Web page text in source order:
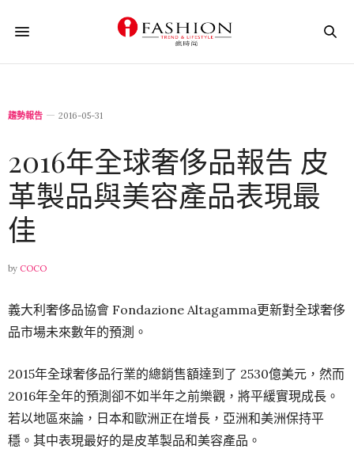
趨勢報告 2016-05-31
2016年全球奢侈品報告 皮
革製品與美容產品表現最
佳
by COCO
義大利奢侈品協會 Fondazione Altagamma更新對全球奢侈
品市場未來數年的預測。
2015年全球奢侈品行業的總銷售額達到了 2530億美元，然而
2016年全年的預測卻不如半年之前樂觀，將平緩實現成長。
若以地區來論，日本和歐洲正在增長，亞洲和美洲保持平
穩。其中表現最好的是皮革製品和美容產品。